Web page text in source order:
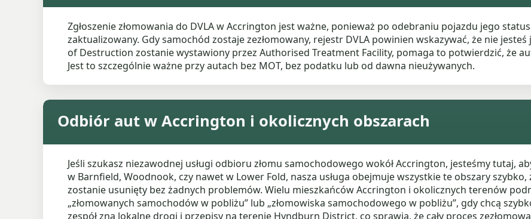
Zgłoszenie złomowania do DVLA w Accrington jest ważne, ponieważ po odebraniu pojazdu jego
zaktualizowany. Gdy samochód zostaje zezłomowany, rejestr DVLA powinien wskazywać, że nie
of Destruction zostanie wystawiony przez Authorised Treatment Facility, pomaga to potwierdzić, że
Jest to szczególnie ważne przy autach bez MOT, bez podatku lub od dawna nieużywanych.
Odbiór aut w Accrington i okolicznych obszarach
Jeśli szukasz niezawodnej usługi odbioru złomu samochodowego wokół Accrington, jesteśmy tutaj,
w Barnfield, Woodnook, czy nawet w Lower Fold, nasza usługa obejmuje wszystkie te obszary
zostanie usunięty bez żadnych problemów. Wielu mieszkańców Accrington i okolicznych terenów
„złomowanych samochodów w pobliżu” lub „złomowiska samochodowego w pobliżu”, gdy chcą
zespół zna lokalne drogi i przepisy na terenie Hyndburn District, co sprawia, że cały proces